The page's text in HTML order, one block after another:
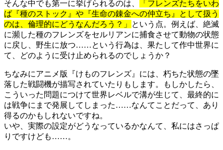
そんな中でも第一に挙げられるのは、
「フレンズたちをいわ
ば『種のストック』や『生命の錬金への仲立ち』として扱う
のは、倫理的にどうなんだろう？」
という点。例えば、絶滅
に瀕した種のフレンズをセルリアンに捕食させて動物の状態
に戻し、野生に放つ……という行為は、果たして作中世界に
て、どのように受け止められるのでしょうか？
ちなみにアニメ版『けものフレンズ』には、朽ちた状態の墜
落した戦闘機が描写されていたりもします。もしかしたら、
こういった問題につけて世界レベルで溝が生じて、最終的に
は戦争にまで発展してしまった……なんてことだって、あり
得るのかもしれないですね。
いや、実際の設定がどうなっているかなんて、私にはさっぱ
りですけども……。